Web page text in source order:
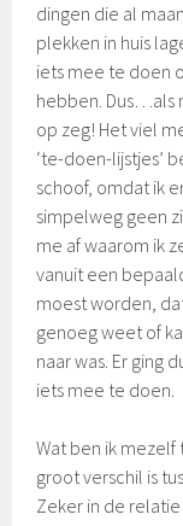
dingen die al
plekken in huis
iets mee te doen
hebben. Dus…als
op zeg! Het viel
‘te-doen-lijstjes’
schoof, omdat ik
simpelweg geen
me af waarom ik
vanuit een
moest worden,
genoeg weet of
naar was. Er ging
iets mee te doen.
Wat ben ik
groot verschil is
Zeker in de